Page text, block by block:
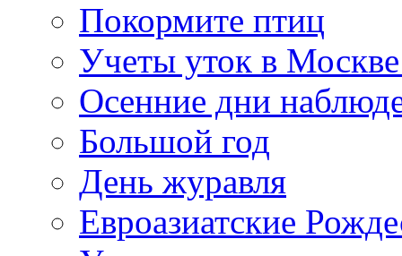
Покормите птиц
Учеты уток в
Осенние дни
Большой год
День журавля
Евроазиатские